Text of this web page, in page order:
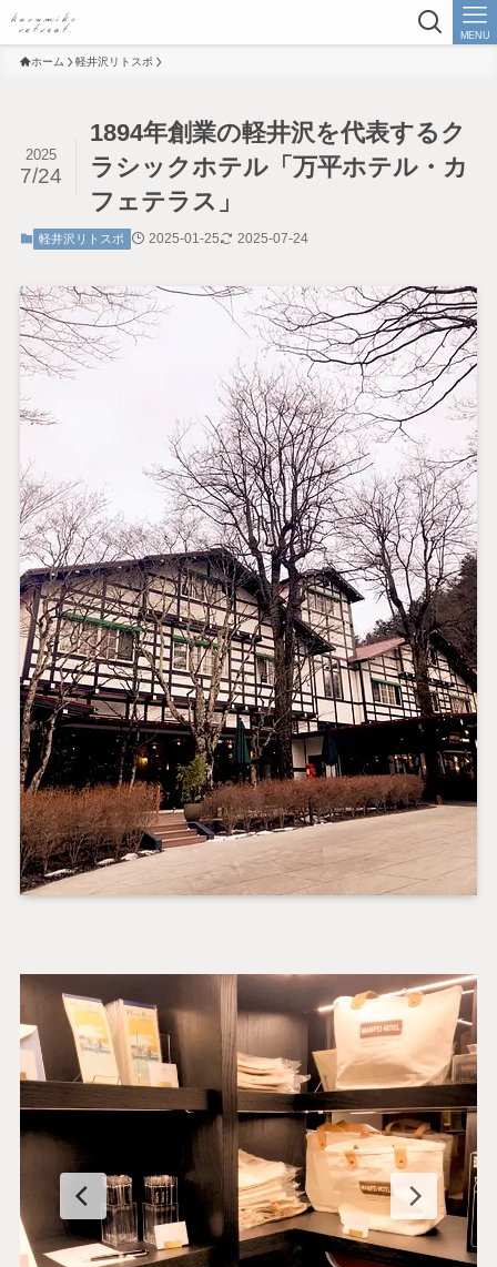
MENU
ホーム 軽井沢リトスポ
1894年創業の軽井沢を代表するク
ラシックホテル「万平ホテル・カ
フェテラス」
2025
7/24
軽井沢リトスポ 2025-01-25 2025-07-24